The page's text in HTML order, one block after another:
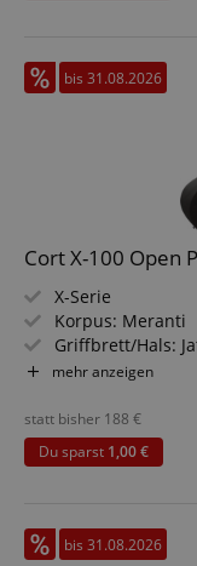
bis 31.08.2026
Cort X-100 Open
X-Serie
Korpus: Meranti
Griffbrett/Hals:
Tonabnehmer:
mehr anzeigen
statt bisher 188 €
Du sparst 1,00 €
bis 31.08.2026